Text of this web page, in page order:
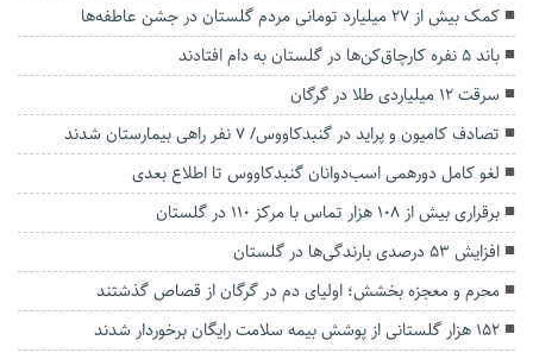
کمک بیش از ۲۷ میلیارد تومانی مردم گلستان در جشن عاطفه‌ها
باند ۵ نفره کارچاق‌کن‌ها در گلستان به دام افتادند
سرقت ۱۲ میلیاردی طلا در گرگان
تصادف کامیون و پراید در گنبدکاووس/ ۷ نفر راهی بیمارستان شدند
لغو کامل دورهمی اسب‌دوانان گنبدکاووس تا اطلاع بعدی
برقراری بیش از ۱۰۸ هزار تماس با مرکز ۱۱۰ در گلستان
افزایش ۵۳ درصدی بارندگی‌ها در گلستان
محرم و معجزه بخشش؛ اولیای دم در گرگان از قصاص گذشتند
۱۵۲ هزار گلستانی از پوشش بیمه سلامت رایگان برخوردار شدند